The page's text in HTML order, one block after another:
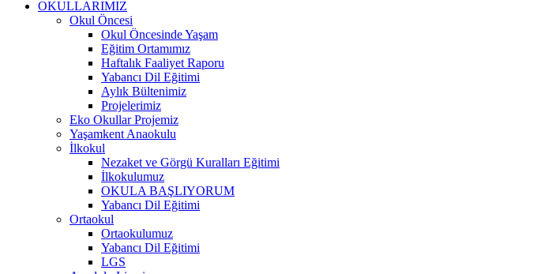
OKULLARIMIZ
Okul Öncesi
Okul Öncesinde Yaşam
Eğitim Ortamımız
Haftalık Faaliyet Raporu
Yabancı Dil Eğitimi
Aylık Bültenimiz
Projelerimiz
Eko Okullar Projemiz
Yaşamkent Anaokulu
İlkokul
Nezaket ve Görgü Kuralları Eğitimi
İlkokulumuz
OKULA BAŞLIYORUM
Yabancı Dil Eğitimi
Ortaokul
Ortaokulumuz
Yabancı Dil Eğitimi
LGS